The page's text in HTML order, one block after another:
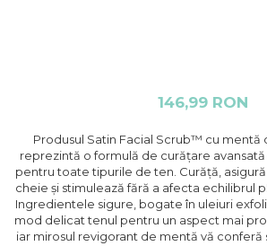
146,99 RON
Produsul Satin Facial Scrub™ cu mentă
reprezintă o formulă de curățare
pentru toate tipurile de ten. Curăță,
cheie și stimulează fără a afecta echilibrul
Ingredientele sigure, bogate în uleiuri
mod delicat tenul pentru un aspect mai
iar mirosul revigorant de mentă vă conferă